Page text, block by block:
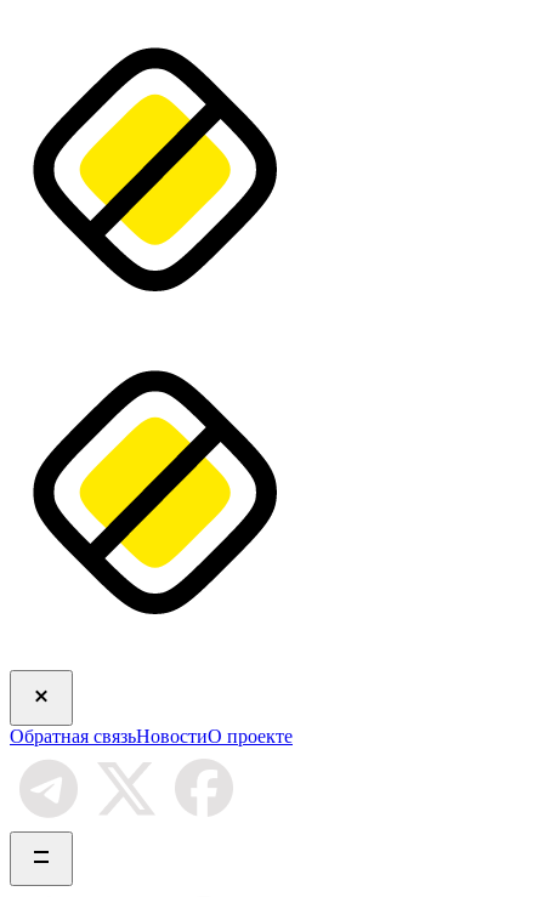
Обратная связьНовостиО проекте